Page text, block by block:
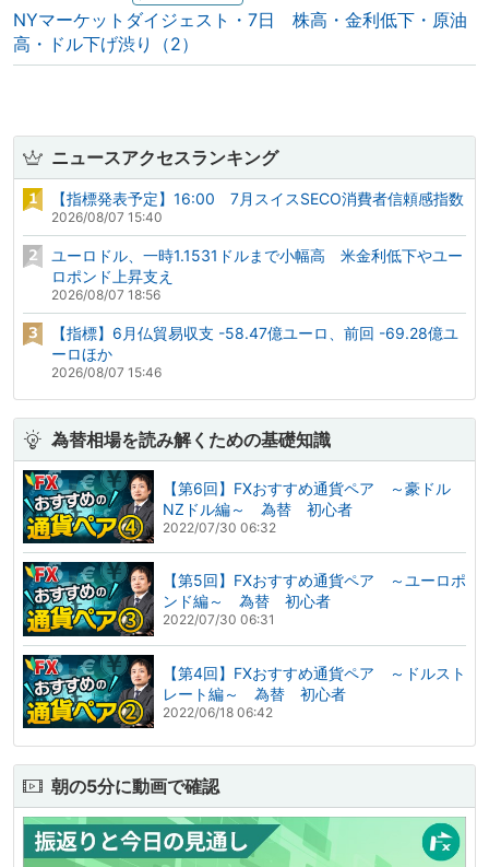
NYマーケットダイジェスト・7日 株高・金利低下・原油
高・ドル下げ渋り（2）
ニュースアクセスランキング
【指標発表予定】16:00 7月スイスSECO消費者信頼感指数
2026/08/07 15:40
ユーロドル、一時1.1531ドルまで小幅高 米金利低下やユー
ロポンド上昇支え
2026/08/07 18:56
【指標】6月仏貿易収支 -58.47億ユーロ、前回 -69.28億ユ
ーロほか
2026/08/07 15:46
為替相場を読み解くための基礎知識
【第6回】FXおすすめ通貨ペア ～豪ドル
NZドル編～ 為替 初心者
2022/07/30 06:32
【第5回】FXおすすめ通貨ペア ～ユーロポ
ンド編～ 為替 初心者
2022/07/30 06:31
【第4回】FXおすすめ通貨ペア ～ドルスト
レート編～ 為替 初心者
2022/06/18 06:42
朝の5分に動画で確認